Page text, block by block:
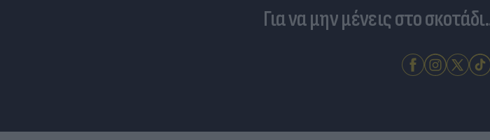
Για να μην μένεις στο